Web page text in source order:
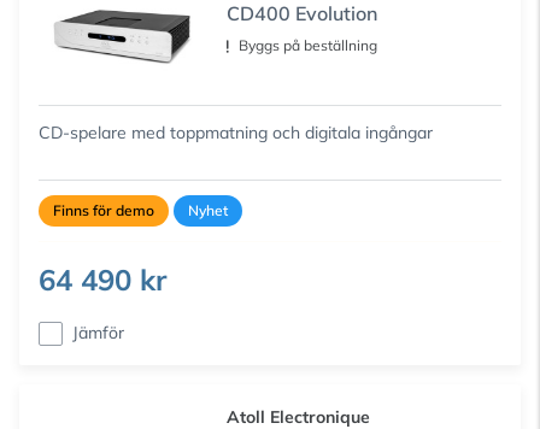
CD400 Evolution
Byggs på beställning
CD-spelare med toppmatning och digitala ingångar
Finns för demo Nyhet
64 490 kr
Jämför
Atoll Electronique